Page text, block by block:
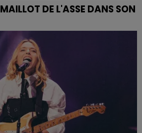
DE L'ASSE DANS SON